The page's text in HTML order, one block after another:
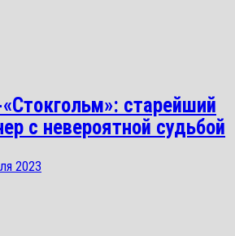
старейший
с невероятной судьбой
2023